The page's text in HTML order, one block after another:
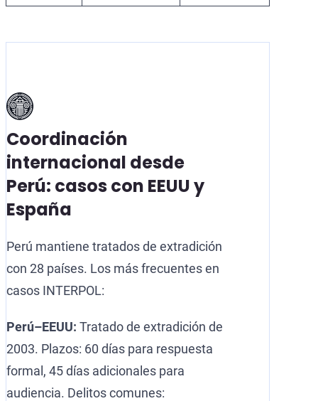
Coordinación
internacional desde
Perú: casos con EEUU y
España
Perú mantiene tratados de extradición
con 28 países. Los más frecuentes en
casos INTERPOL:
Perú–EEUU: Tratado de extradición de
2003. Plazos: 60 días para respuesta
formal, 45 días adicionales para
audiencia. Delitos comunes: